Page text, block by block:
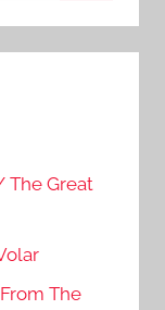
The Great
The